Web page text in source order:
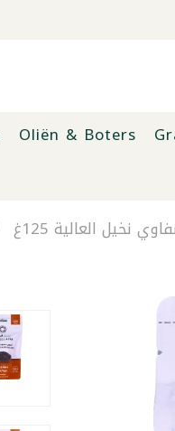
Oliën & Boters
نخيل العالية 125غ